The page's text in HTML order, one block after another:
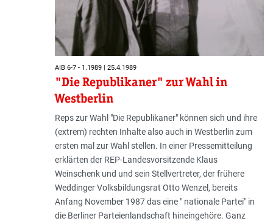
AIB 6-7 - 1.1989 | 25.4.1989
"Die Republikaner" zur Wahl in
Westberlin
Reps zur Wahl "Die Republikaner" können sich und ihre
(extrem) rechten Inhalte also auch in Westberlin zum
ersten mal zur Wahl stellen. In einer Pressemitteilung
erklärten der REP-Landesvorsitzende Klaus
Weinschenk und und sein Stellvertreter, der frühere
Weddinger Volksbildungsrat Otto Wenzel, bereits
Anfang November 1987 das eine " nationale Partei" in
die Berliner Parteienlandschaft hineingehöre. Ganz